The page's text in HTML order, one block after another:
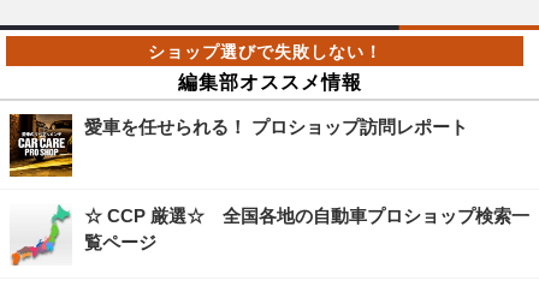
編集部オススメ情報
愛車を任せられる！ プロショップ訪問レポート
☆ CCP 厳選☆ 全国各地の自動車プロショップ検索一
覧ページ